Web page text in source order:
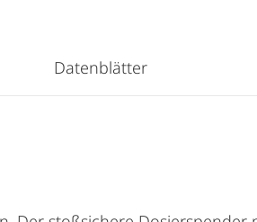
Datenblätter